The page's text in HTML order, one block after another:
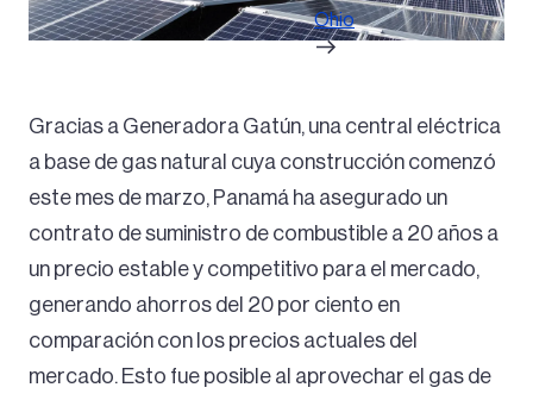
Gracias a Generadora Gatún, una central eléctrica
a base de gas natural cuya construcción comenzó
este mes de marzo, Panamá ha asegurado un
contrato de suministro de combustible a 20 años a
un precio estable y competitivo para el mercado,
generando ahorros del 20 por ciento en
comparación con los precios actuales del
mercado. Esto fue posible al aprovechar el gas de
Ohio